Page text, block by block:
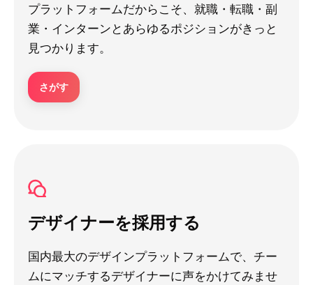
プラットフォームだからこそ、就職・転職・副
業・インターンとあらゆるポジションがきっと
見つかります。
さがす
デザイナーを採用する
国内最大のデザインプラットフォームで、チー
ムにマッチするデザイナーに声をかけてみませ